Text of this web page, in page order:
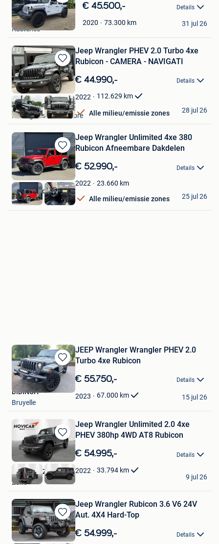
Bewaren
in
Mijn
Favorieten
€ 45.500,- Details
2020 73.300 km
WT Auto
Kasterlee
31 jul 26
Bewaren
in
Mijn
Favorieten
Jeep Wrangler PHEV 2.0 Turbo 4xe
Rubicon - CAMERA - NAVIGATI
€ 44.990,- Details
2022 112.629 km
Alle milieu/emissie zones
World Cars SRL
Montignies-Sur-Sambre
28 jul 26
Bewaren
in
Mijn
Favorieten
Jeep Wrangler Unlimited 4xe 380
Rubicon Afneembare Dakdelen
€ 52.990,- Details
2022 23.660 km
Alle milieu/emissie zones
Autoaanbod.nu
Boekel
25 jul 26
Bewaren
in
Mijn
Favorieten
JEEP Wrangler Wrangler PHEV 2.0
Turbo 4xe Rubicon
€ 55.750,- Details
2023 67.000 km
DIDINUIT
Bruyelle
15 jul 26
Bewaren
in
Mijn
Favorieten
Jeep Wrangler Unlimited 2.0 4xe
PHEV 380hp 4WD AT8 Rubicon
€ 54.995,- Details
2022 33.794 km
NOVICAR ZULTE
Zulte
9 jul 26
Bewaren
in
Mijn
Jeep Wrangler Rubicon 3.6 V6 24V
Aut. 4X4 Hard-Top
€ 54.999,- Details